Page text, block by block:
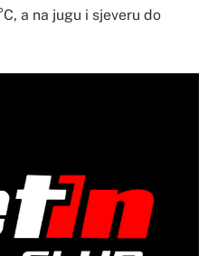
a na jugu i sjeveru do